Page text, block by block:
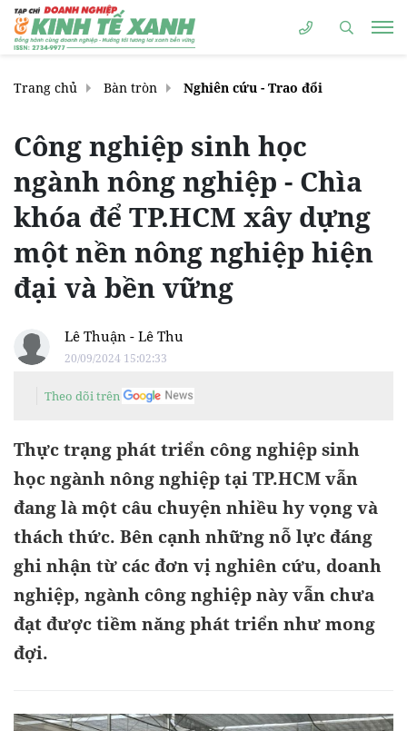
Trang chủ Bàn tròn Nghiên cứu - Trao đổi
Công nghiệp sinh học
ngành nông nghiệp - Chìa
khóa để TP.HCM xây dựng
một nền nông nghiệp hiện
đại và bền vững
Lê Thuận - Lê Thu
20/09/2024 15:02:33
Theo dõi trên
Thực trạng phát triển công nghiệp sinh
học ngành nông nghiệp tại TP.HCM vẫn
đang là một câu chuyện nhiều hy vọng và
thách thức. Bên cạnh những nỗ lực đáng
ghi nhận từ các đơn vị nghiên cứu, doanh
nghiệp, ngành công nghiệp này vẫn chưa
đạt được tiềm năng phát triển như mong
đợi.